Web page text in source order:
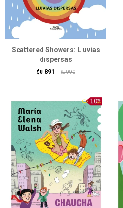
Scattered Showers: Lluvias
dispersas
$U 891 $U 990